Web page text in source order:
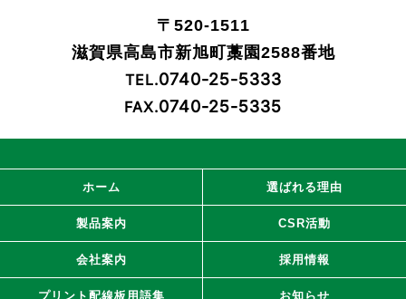
〒520-1511
滋賀県高島市新旭町藁園2588番地
TEL.0740-25-5333
FAX.0740-25-5335
ホーム 選ばれる理由
製品案内 CSR活動
会社案内 採用情報
プリント配線板用語集 お知らせ